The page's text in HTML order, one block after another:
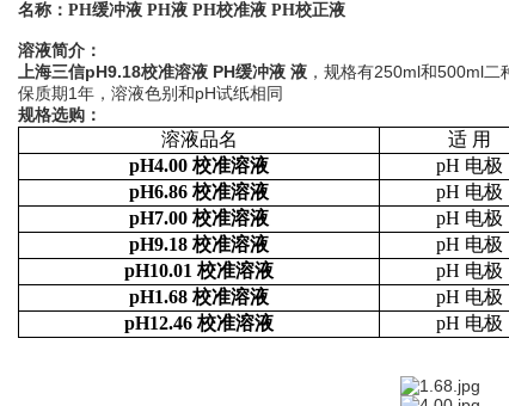
名称：PH缓冲液 PH液 PH校准液 PH校正液
溶液简介：
上海三信pH9.18校准溶液 PH缓冲液 液 ，规格有250ml和500ml二
保质期1年，溶液色别和pH试纸相同
规格选购：
溶液品名 适 用
pH4.00 校准溶液 pH 电极
pH6.86 校准溶液 pH 电极
pH7.00 校准溶液 pH 电极
pH9.18 校准溶液 pH 电极
pH10.01 校准溶液 pH 电极
pH1.68 校准溶液 pH 电极
pH12.46 校准溶液 pH 电极